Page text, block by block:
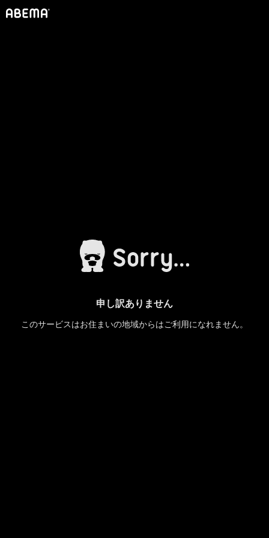
申し訳ありません
このサービスはお住まいの地域からはご利用になれません。